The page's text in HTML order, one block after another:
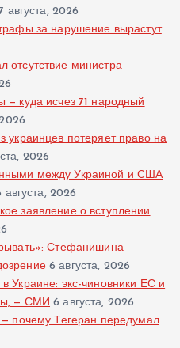
августа, 2026
за нарушение вырастут
отсутствие министра
— куда исчез 71 народный
украинцев потеряет право на
2026
между Украиной и США
августа, 2026
заявление о вступлении
Стефанишина
6 августа, 2026
Украине: экс-чиновники ЕС и
— СМИ 6 августа, 2026
почему Тегеран передумал